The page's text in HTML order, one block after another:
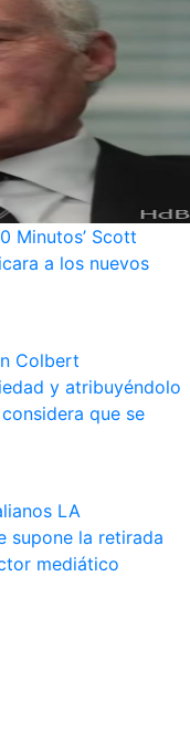
Minutos’ Scott
a los nuevos
Colbert
y atribuyéndolo
que se
LA
supone la retirada
mediático